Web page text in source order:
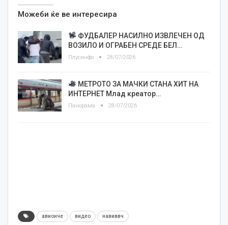
Можеби ќе ве интересира
ФУДБАЛЕР НАСИЛНО ИЗВЛЕЧЕН ОД
ВОЗИЛО И ОГРАБЕН СРЕДЕ БЕЛ…
Плусинфо 28/07/2026
МЕТРОТО ЗА МАЧКИ СТАНА ХИТ НА
ИНТЕРНЕТ Млад креатор…
Панорама 28/07/2026
авионче видео навиввч